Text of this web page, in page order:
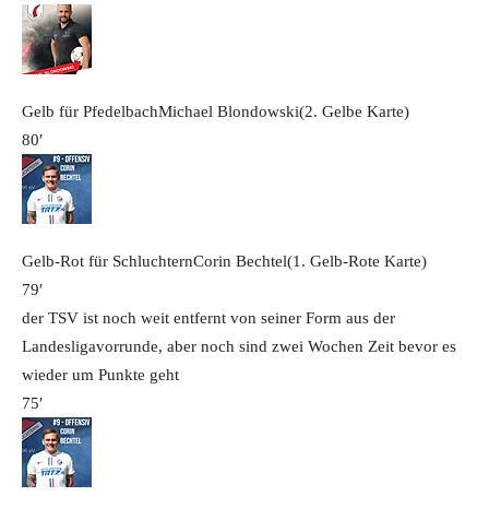
Gelb für PfedelbachMichael Blondowski(2. Gelbe Karte)
80′
Gelb-Rot für SchluchternCorin Bechtel(1. Gelb-Rote Karte)
79′
der TSV ist noch weit entfernt von seiner Form aus der
Landesligavorrunde, aber noch sind zwei Wochen Zeit bevor es
wieder um Punkte geht
75′